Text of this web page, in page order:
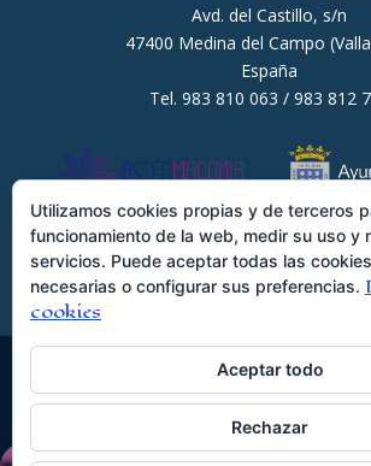
Avd. del Castillo, s/n
47400 Medina del Campo
España
Tel. 983 810 063 / 983 812
© Astermagonia S.L.L
Utilizamos cookies propias y de terceros
funcionamiento de la web, medir su uso y
servicios. Puede aceptar todas las
necesarias o configurar sus preferencias.
cookies
Aceptar todo
Rechazar